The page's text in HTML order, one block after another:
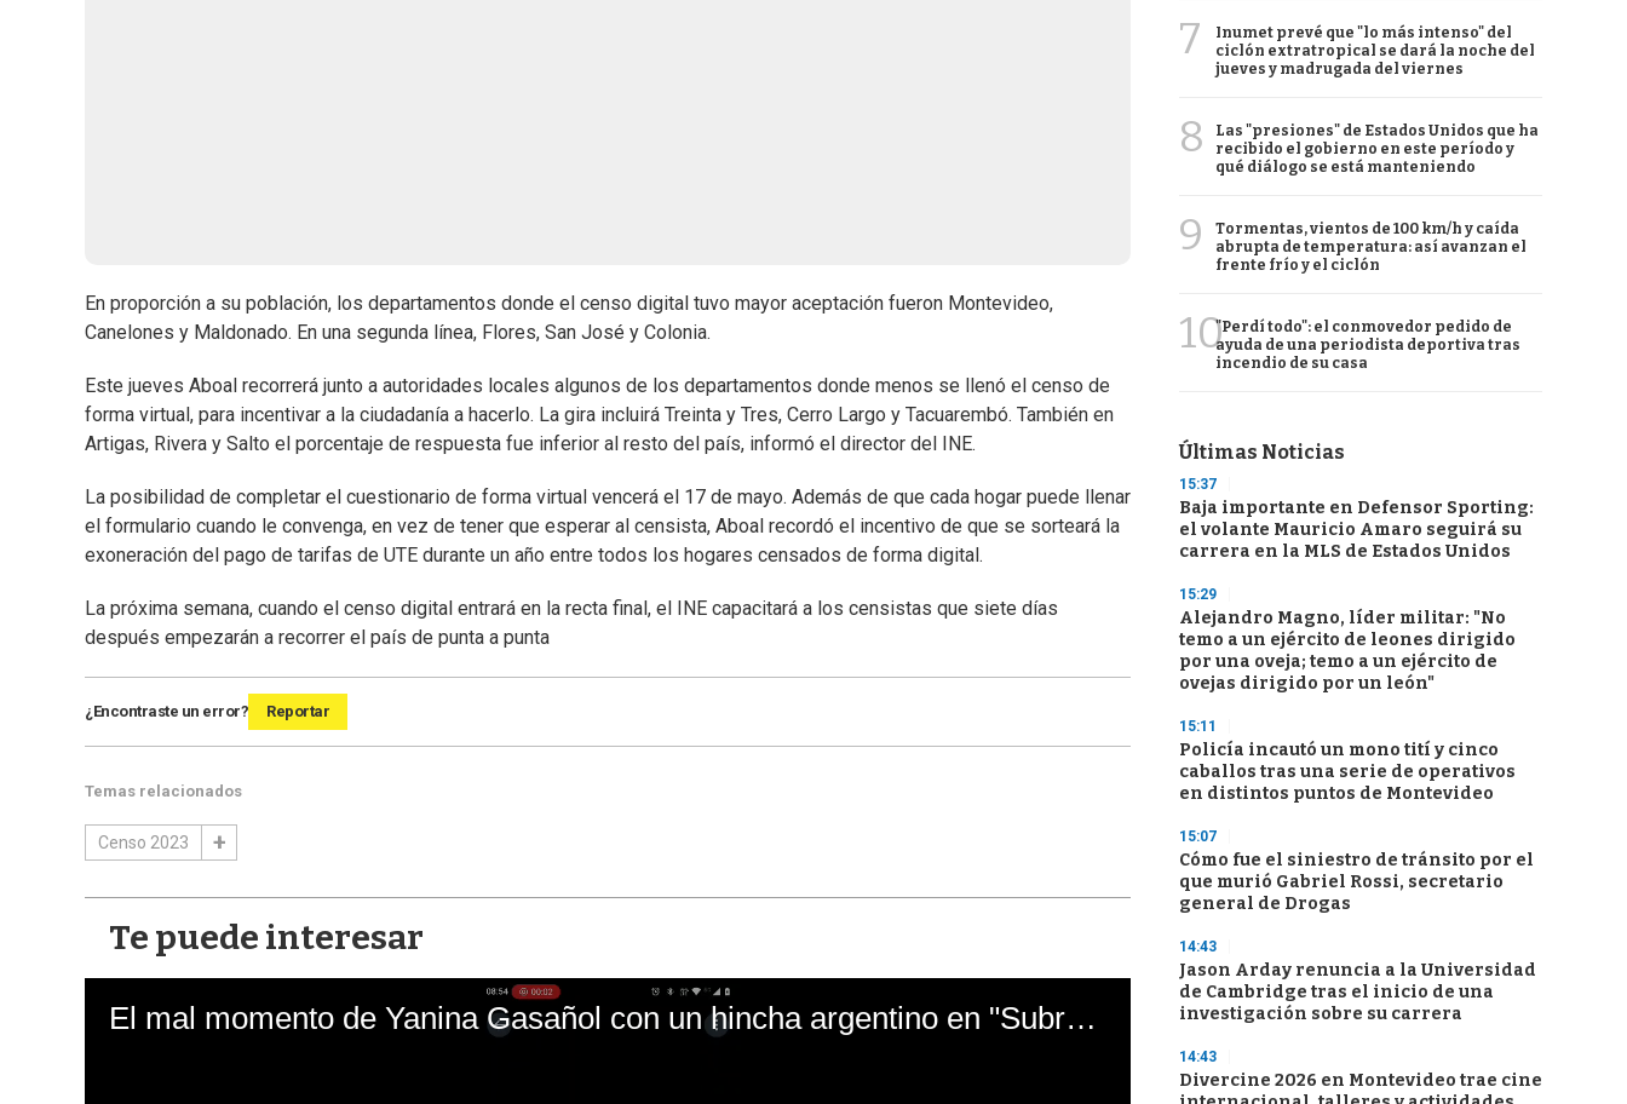
En proporción a su población, los departamentos donde el censo digital tuvo mayor aceptación fueron Montevideo,
Canelones y Maldonado. En una segunda línea, Flores, San José y Colonia.
Este jueves Aboal recorrerá junto a autoridades locales algunos de los departamentos donde menos se llenó el censo de
forma virtual, para incentivar a la ciudadanía a hacerlo. La gira incluirá Treinta y Tres, Cerro Largo y Tacuarembó. También en
Artigas, Rivera y Salto el porcentaje de respuesta fue inferior al resto del país, informó el director del INE.
La posibilidad de completar el cuestionario de forma virtual vencerá el 17 de mayo. Además de que cada hogar puede llenar
el formulario cuando le convenga, en vez de tener que esperar al censista, Aboal recordó el incentivo de que se sorteará la
exoneración del pago de tarifas de UTE durante un año entre todos los hogares censados de forma digital.
La próxima semana, cuando el censo digital entrará en la recta final, el INE capacitará a los censistas que siete días
después empezarán a recorrer el país de punta a punta
¿Encontraste un error? Reportar
Temas relacionados
Censo 2023
Te puede interesar
El mal momento de Yanina Gasañol con un hincha argentino en "Subrayado"
7
Inumet prevé que "lo más intenso" del
ciclón extratropical se dará la noche del
jueves y madrugada del viernes
8
Las "presiones" de Estados Unidos que ha
recibido el gobierno en este período y
qué diálogo se está manteniendo
9
Tormentas, vientos de 100 km/h y caída
abrupta de temperatura: así avanzan el
frente frío y el ciclón
10"Perdí todo": el conmovedor pedido de
ayuda de una periodista deportiva tras
incendio de su casa
Últimas Noticias
15:37
Baja importante en Defensor Sporting:
el volante Mauricio Amaro seguirá su
carrera en la MLS de Estados Unidos
15:29
Alejandro Magno, líder militar: "No
temo a un ejército de leones dirigido
por una oveja; temo a un ejército de
ovejas dirigido por un león"
15:11
Policía incautó un mono tití y cinco
caballos tras una serie de operativos
en distintos puntos de Montevideo
15:07
Cómo fue el siniestro de tránsito por el
que murió Gabriel Rossi, secretario
general de Drogas
14:43
Jason Arday renuncia a la Universidad
de Cambridge tras el inicio de una
investigación sobre su carrera
14:43
Divercine 2026 en Montevideo trae cine